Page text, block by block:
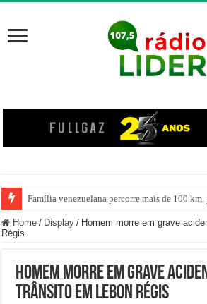
Família venezuelana percorre mais de 100
Centro de ciclone fica sobre o oceano e não
Home / Display / Homem morre em grave
Régis
Homem morre em grave
trânsito em Lebon Régis